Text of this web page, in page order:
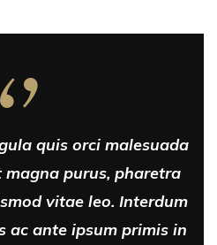
quis orci malesuada
purus, pharetra
vitae leo. Interdum
ac ante ipsum primis in